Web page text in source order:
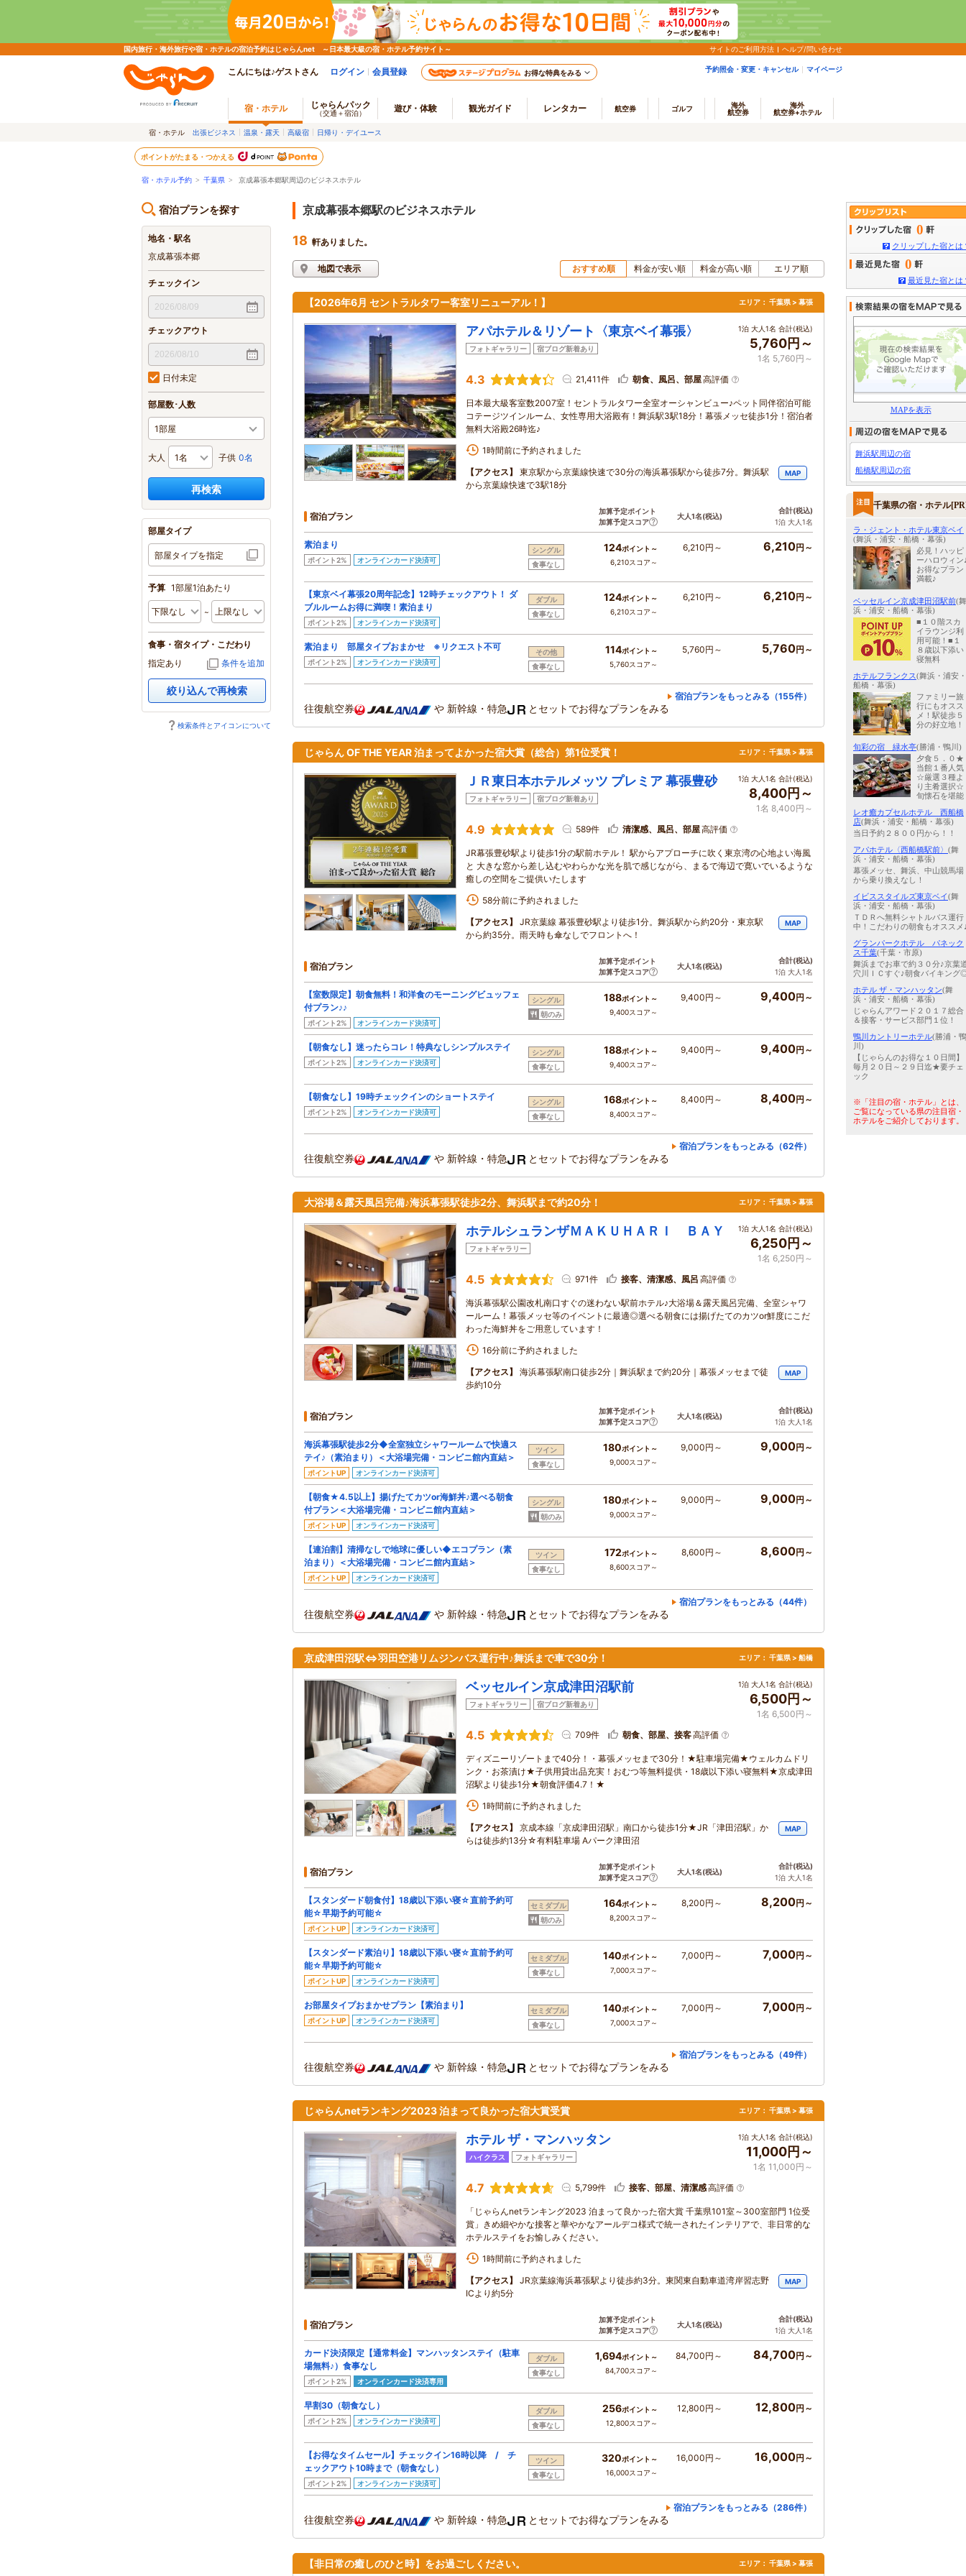
国内旅行・海外旅行や宿・ホテルの宿泊予約はじゃらんnet ～日本最大級の宿・ホテル予約サイト～ サイトのご利用方法 ヘルプ/問い合わせ
こんにちは♪ゲストさん ログイン 会員登録 お得な特典をみる 予約照会・変更・キャンセル マイページ
宿・ホテル じゃらんパック
（交通＋宿泊） 遊び・体験 観光ガイド レンタカー 航空券 ゴルフ
海外
航空券
海外
航空券+ホテル
宿・ホテル 出張ビジネス 温泉・露天 高級宿 日帰り・デイユース
ポイントがたまる・つかえる
宿・ホテル予約 > 千葉県 > 京成幕張本郷駅周辺のビジネスホテル
宿泊プランを探す
地名・駅名
京成幕張本郷
チェックイン
チェックアウト
日付未定
部屋数･人数
大人 子供 0名
再検索
部屋タイプ
部屋タイプを指定
予算 1部屋1泊あたり
食事・宿タイプ・こだわり
指定あり
条件を追加
絞り込んで再検索
検索条件とアイコンについて
京成幕張本郷駅のビジネスホテル
18 軒ありました。
地図で表示 おすすめ順 料金が安い順 料金が高い順 エリア順
【2026年6月 セントラルタワー客室リニューアル！】 エリア： 千葉県 > 幕張
アパホテル＆リゾート〈東京ベイ幕張〉
フォトギャラリー 宿ブログ新着あり
1泊 大人1名 合計(税込)
5,760円～
1名 5,760円～
4.3 21,411件 朝食、風呂、部屋高評価
日本最大級客室数2007室！セントラルタワー全室オーシャンビュー♪ペット同伴宿泊可能
コテージツインルーム、女性専用大浴殿有！舞浜駅3駅18分！幕張メッセ徒歩1分！宿泊者
無料大浴殿26時迄♪
1時間前に予約されました
【アクセス】
東京駅から京葉線快速で30分の海浜幕張駅から徒歩7分。舞浜駅
から京葉線快速で3駅18分
MAP
宿泊プラン
加算予定ポイント
加算予定スコア
大人1名(税込)
合計(税込)
1泊 大人1名
素泊まり
ポイント2% オンラインカード決済可
シングル
食事なし
124ポイント～
6,210スコア～
6,210円～ 6,210円～
【東京ベイ幕張20周年記念】12時チェックアウト！ ダ
ブルルームお得に満喫！素泊まり
ポイント2% オンラインカード決済可
ダブル
食事なし
124ポイント～
6,210スコア～
6,210円～ 6,210円～
素泊まり 部屋タイプおまかせ ※リクエスト不可
ポイント2% オンラインカード決済可
その他
食事なし
114ポイント～
5,760スコア～
5,760円～ 5,760円～
宿泊プランをもっとみる（155件）
往復航空券 や 新幹線・特急 とセットでお得なプランをみる
じゃらん OF THE YEAR 泊まってよかった宿大賞（総合）第1位受賞！ エリア： 千葉県 > 幕張
ＪＲ東日本ホテルメッツ プレミア 幕張豊砂
フォトギャラリー 宿ブログ新着あり
1泊 大人1名 合計(税込)
8,400円～
1名 8,400円～
4.9 589件 清潔感、風呂、部屋高評価
JR幕張豊砂駅より徒歩1分の駅前ホテル！ 駅からアプローチに吹く東京湾の心地よい海風
と 大きな窓から差し込むやわらかな光を肌で感じながら、まるで海辺で寛いでいるような
癒しの空間をご提供いたします
58分前に予約されました
【アクセス】
JR京葉線 幕張豊砂駅より徒歩1分。舞浜駅から約20分・東京駅
から約35分。雨天時も傘なしでフロントへ！
MAP
宿泊プラン
加算予定ポイント
加算予定スコア
大人1名(税込)
合計(税込)
1泊 大人1名
【室数限定】朝食無料！和洋食のモーニングビュッフェ
付プラン♪♪
ポイント2% オンラインカード決済可
シングル
朝のみ
188ポイント～
9,400スコア～
9,400円～ 9,400円～
【朝食なし】迷ったらコレ！特典なしシンプルステイ
ポイント2% オンラインカード決済可
シングル
食事なし
188ポイント～
9,400スコア～
9,400円～ 9,400円～
【朝食なし】19時チェックインのショートステイ
ポイント2% オンラインカード決済可
シングル
食事なし
168ポイント～
8,400スコア～
8,400円～ 8,400円～
宿泊プランをもっとみる（62件）
往復航空券 や 新幹線・特急 とセットでお得なプランをみる
大浴場＆露天風呂完備♪海浜幕張駅徒歩2分、舞浜駅まで約20分！ エリア： 千葉県 > 幕張
ホテルシュランザＭＡＫＵＨＡＲＩ ＢＡＹ
フォトギャラリー
1泊 大人1名 合計(税込)
6,250円～
1名 6,250円～
4.5 971件 接客、清潔感、風呂 高評価
海浜幕張駅公園改札南口すぐの迷わない駅前ホテル♪大浴場＆露天風呂完備、全室シャワ
ールーム！幕張メッセ等のイベントに最適◎選べる朝食には揚げたてのカツor鮮度にこだ
わった海鮮丼をご用意しています！
16分前に予約されました
【アクセス】
海浜幕張駅南口徒歩2分｜舞浜駅まで約20分｜幕張メッセまで徒
歩約10分
MAP
宿泊プラン
加算予定ポイント
加算予定スコア
大人1名(税込)
合計(税込)
1泊 大人1名
海浜幕張駅徒歩2分◆全室独立シャワールームで快適ス
テイ♪（素泊まり）＜大浴場完備・コンビニ館内直結＞
ポイントUP オンラインカード決済可
ツイン
食事なし
180ポイント～
9,000スコア～
9,000円～ 9,000円～
【朝食★4.5以上】揚げたてカツor海鮮丼♪選べる朝食
付プラン＜大浴場完備・コンビニ館内直結＞
ポイントUP オンラインカード決済可
シングル
朝のみ
180ポイント～
9,000スコア～
9,000円～ 9,000円～
【連泊割】清掃なしで地球に優しい◆エコプラン（素
泊まり）＜大浴場完備・コンビニ館内直結＞
ポイントUP オンラインカード決済可
ツイン
食事なし
172ポイント～
8,600スコア～
8,600円～ 8,600円～
宿泊プランをもっとみる（44件）
往復航空券 や 新幹線・特急 とセットでお得なプランをみる
京成津田沼駅⇔羽田空港リムジンバス運行中♪舞浜まで車で30分！ エリア： 千葉県 > 船橋
ベッセルイン京成津田沼駅前
フォトギャラリー 宿ブログ新着あり
1泊 大人1名 合計(税込)
6,500円～
1名 6,500円～
4.5 709件 朝食、部屋、接客高評価
ディズニーリゾートまで40分！・幕張メッセまで30分！★駐車場完備★ウェルカムドリ
ンク・お茶漬け★子供用貸出品充実！おむつ等無料提供・18歳以下添い寝無料★京成津田
沼駅より徒歩1分★朝食評価4.7！★
1時間前に予約されました
【アクセス】
京成本線「京成津田沼駅」南口から徒歩1分★JR「津田沼駅」か
らは徒歩約13分☆有料駐車場 Aパーク津田沼
MAP
宿泊プラン
加算予定ポイント
加算予定スコア
大人1名(税込)
合計(税込)
1泊 大人1名
【スタンダード朝食付】18歳以下添い寝☆直前予約可
能☆早期予約可能☆
ポイントUP オンラインカード決済可
セミダブル
朝のみ
164ポイント～
8,200スコア～
8,200円～ 8,200円～
【スタンダード素泊り】18歳以下添い寝☆直前予約可
能☆早期予約可能☆
ポイントUP オンラインカード決済可
セミダブル
食事なし
140ポイント～
7,000スコア～
7,000円～ 7,000円～
お部屋タイプおまかせプラン【素泊まり】
ポイントUP オンラインカード決済可
セミダブル
食事なし
140ポイント～
7,000スコア～
7,000円～ 7,000円～
宿泊プランをもっとみる（49件）
往復航空券 や 新幹線・特急 とセットでお得なプランをみる
じゃらんnetランキング2023 泊まって良かった宿大賞受賞 エリア： 千葉県 > 幕張
ホテル ザ・マンハッタン
ハイクラス フォトギャラリー
1泊 大人1名 合計(税込)
11,000円～
1名 11,000円～
4.7 5,799件 接客、部屋、清潔感高評価
「じゃらんnetランキング2023 泊まって良かった宿大賞 千葉県101室～300室部門 1位受
賞」きめ細やかな接客と華やかなアールデコ様式で統一されたインテリアで、非日常的な
ホテルステイをお愉しみください。
1時間前に予約されました
【アクセス】
JR京葉線海浜幕張駅より徒歩約3分。東関東自動車道湾岸習志野
ICより約5分
MAP
宿泊プラン
加算予定ポイント
加算予定スコア
大人1名(税込)
合計(税込)
1泊 大人1名
カード決済限定【通常料金】マンハッタンステイ（駐車
場無料♪）食事なし
ポイント2% オンラインカード決済専用
ダブル
食事なし
1,694ポイント～
84,700スコア～
84,700円～ 84,700円～
早割30（朝食なし）
ポイント2% オンラインカード決済可
ダブル
食事なし
256ポイント～
12,800スコア～
12,800円～ 12,800円～
【お得なタイムセール】チェックイン16時以降 / チ
ェックアウト10時まで（朝食なし）
ポイント2% オンラインカード決済可
ツイン
食事なし
320ポイント～
16,000スコア～
16,000円～ 16,000円～
宿泊プランをもっとみる（286件）
往復航空券 や 新幹線・特急 とセットでお得なプランをみる
【非日常の癒しのひと時】をお過ごしください。 エリア： 千葉県 > 幕張
0
クリップした宿とは
0
最近見た宿とは
MAPを表示
舞浜駅周辺の宿
船橋駅周辺の宿
千葉県の宿・ホテル
ラ・ジェント・ホテル東京ベイ
(舞浜・浦安・船橋・幕張)
必見！ハッピ
ーハロウィン
お得なプラン
満載♪
ベッセルイン京成津田沼駅前(舞
浜・浦安・船橋・幕張)
■１０階スカ
イラウンジ利
用可能！■１
８歳以下添い
寝無料
ホテルフランクス(舞浜・浦安・
船橋・幕張)
ファミリー旅
行にもオスス
メ！駅徒歩５
分の好立地！
旬彩の宿 緑水亭(勝浦・鴨川)
夕食５．０★
当館１番人気
☆厳選３種よ
り主肴選択☆
旬懐石を堪能
レオ癒カプセルホテル 西船橋
店(舞浜・浦安・船橋・幕張)
当日予約２８００円から！！
アパホテル〈西船橋駅前〉 (舞
浜・浦安・船橋・幕張)
幕張メッセ、舞浜、中山競馬場
から乗り換えなし！
イビススタイルズ東京ベイ(舞
浜・浦安・船橋・幕張)
ＴＤＲへ無料シャトルバス運行
中！こだわりの朝食もオススメ
グランパークホテル パネック
ス千葉(千葉・市原)
舞浜までお車で約３０分♪京葉
穴川ＩＣすぐ♪朝食バイキング
ホテル ザ・マンハッタン(舞
浜・浦安・船橋・幕張)
じゃらんアワード２０１７総合
＆接客・サービス部門１位！
鴨川カントリーホテル(勝浦・鴨
川)
【じゃらんのお得な１０日間】
毎月２０日～２９日迄★要チェ
ック
※「注目の宿・ホテル」とは、
ご覧になっている県の注目宿・
ホテルをご紹介しております。